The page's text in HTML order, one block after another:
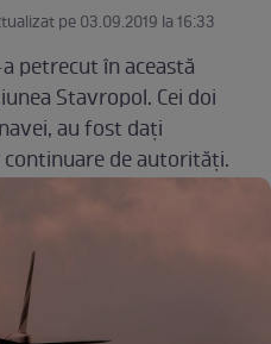
pe 03.09.2019 la 16:33
petrecut în această
Stavropol. Cei doi
au fost dați
de autorități.